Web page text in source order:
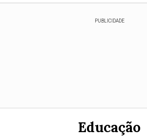
PUBLICIDADE
Educação